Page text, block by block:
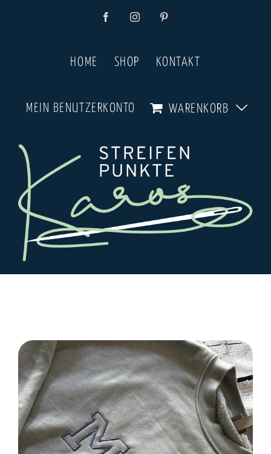
FacebookInstagramPinterest
HOME SHOP KONTAKT
MEIN BENUTZERKONTO WARENKORB